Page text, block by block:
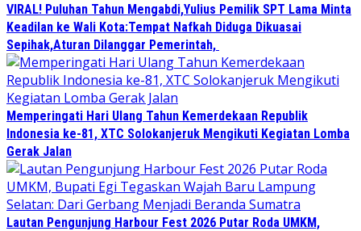
VIRAL! Puluhan Tahun Mengabdi,Yulius Pemilik SPT Lama Minta
Keadilan ke Wali Kota:Tempat Nafkah Diduga Dikuasai
Sepihak,Aturan Dilanggar Pemerintah,
Memperingati Hari Ulang Tahun Kemerdekaan Republik
Indonesia ke-81, XTC Solokanjeruk Mengikuti Kegiatan Lomba
Gerak Jalan
Lautan Pengunjung Harbour Fest 2026 Putar Roda UMKM,